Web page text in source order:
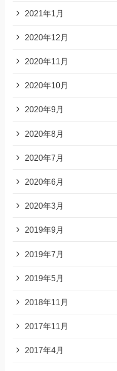
2021年1月
2020年12月
2020年11月
2020年10月
2020年9月
2020年8月
2020年7月
2020年6月
2020年3月
2019年9月
2019年7月
2019年5月
2018年11月
2017年11月
2017年4月